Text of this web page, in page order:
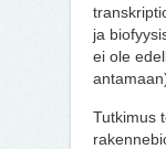
ja
ei ole
Tutkimus